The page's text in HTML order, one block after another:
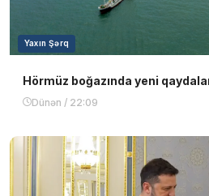
Yaxın Şərq
Hörmüz boğazında yeni
Dünən / 22:09